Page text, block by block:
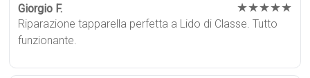
Giorgio F. ★★★★★
Riparazione tapparella perfetta a Lido di Classe. Tutto
funzionante.